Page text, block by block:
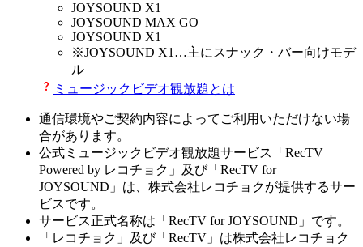
JOYSOUND X1
JOYSOUND MAX GO
JOYSOUND X1
※JOYSOUND X1 …主にスナック・バー向けモデ
ル
ミュージックビデオ観放題とは
通信環境やご契約内容によってご利用いただけない場
合があります。
公式ミュージックビデオ観放題サービス「RecTV
Powered by レコチョク」及び「RecTV for
JOYSOUND」は、株式会社レコチョクが提供するサー
ビスです。
サービス正式名称は「RecTV for JOYSOUND」です。
「レコチョク」及び「RecTV」は株式会社レコチョク